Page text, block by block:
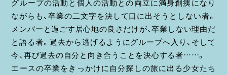
グループの活動と個人の活動との両立に満身創痍になり
ながらも、卒業の二文字を決して口に出そうとしない者。
メンバーと過ごす居心地の良さだけが、卒業しない理由だ
と語る者。過去から逃げるようにグループへ入り、そして
今、再び過去の自分と向き合うことを決心する者……。
エースの卒業をきっかけに自分探しの旅に出る少女たち